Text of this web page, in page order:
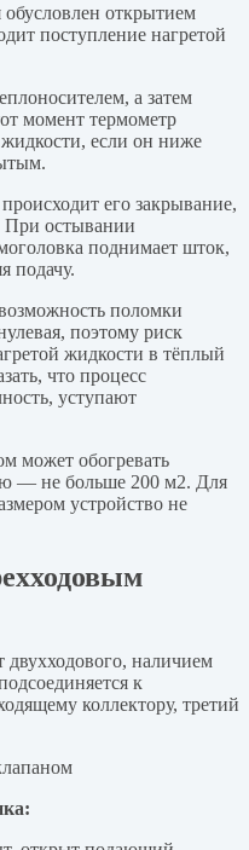
открытием
поступление нагретой
а затем
момент термометр
если он ниже
его закрывание,
При остывании
поднимает шток,
подачу.
поломки
поэтому риск
жидкости в тёплый
что процесс
уступают
может обогревать
— не больше 200 м2. Для
устройство не
двухходового, наличием
к
коллектору, третий